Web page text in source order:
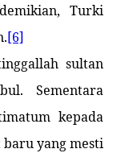
Turki
[6]
sultan
Sementara
kepada
yang mesti